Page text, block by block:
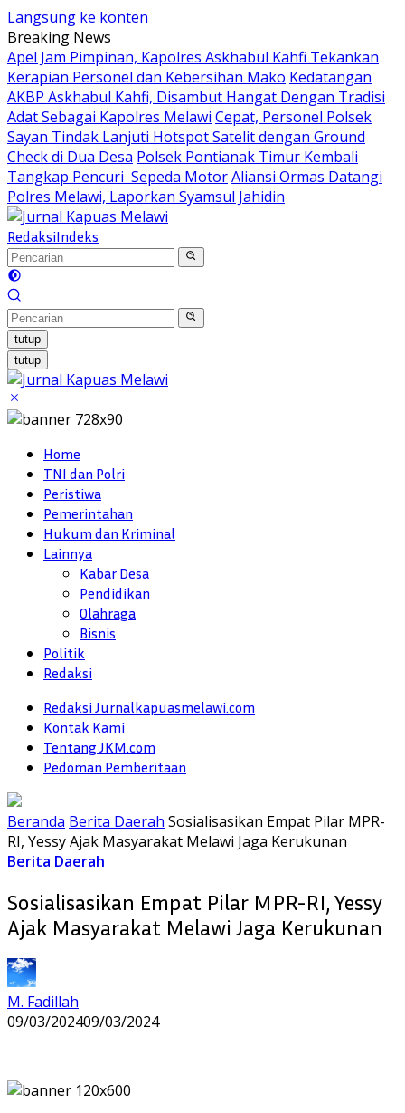
Langsung ke konten
Breaking News
Apel Jam Pimpinan, Kapolres Askhabul Kahfi Tekankan
Kerapian Personel dan Kebersihan Mako Kedatangan
AKBP Askhabul Kahfi, Disambut Hangat Dengan Tradisi
Adat Sebagai Kapolres Melawi Cepat, Personel Polsek
Sayan Tindak Lanjuti Hotspot Satelit dengan Ground
Check di Dua Desa Polsek Pontianak Timur Kembali
Tangkap Pencuri Sepeda MotorAliansi Ormas Datangi
Polres Melawi, Laporkan Syamsul Jahidin
RedaksiIndeks
tutup
tutup
Home
TNI dan Polri
Peristiwa
Pemerintahan
Hukum dan Kriminal
Lainnya
Kabar Desa
Pendidikan
Olahraga
Bisnis
Politik
Redaksi
Redaksi Jurnalkapuasmelawi.com
Kontak Kami
Tentang JKM.com
Pedoman Pemberitaan
Beranda Berita Daerah Sosialisasikan Empat Pilar MPR-
RI, Yessy Ajak Masyarakat Melawi Jaga Kerukunan
Berita Daerah
Sosialisasikan Empat Pilar MPR-RI, Yessy
Ajak Masyarakat Melawi Jaga Kerukunan
M. Fadillah
09/03/202409/03/2024